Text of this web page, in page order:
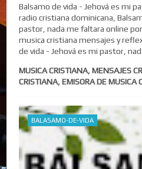
Balsamo de vida - Jehová es mi
radio cristiana dominicana,
pastor, nada me faltara online
musica cristiana mensajes y
de vida - Jehová es mi pastor,
MUSICA CRISTIANA, MENSAJES
CRISTIANA, EMISORA DE MUSICA
BALASAMO-DE-VIDA